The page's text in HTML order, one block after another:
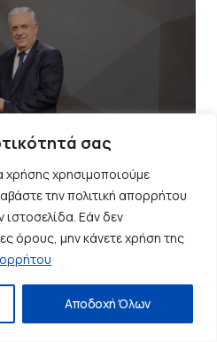
σας
χρήσης χρησιμοποιούμε
την πολιτική απορρήτου
ιστοσελίδα. Εάν δεν
όρους, μην κάνετε χρήση της
Αποδοχή Όλων